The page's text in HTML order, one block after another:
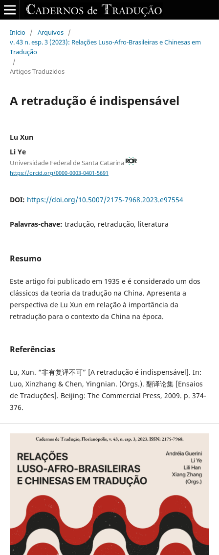
Início / Arquivos /
v. 43 n. esp. 3 (2023): Relações Luso-Afro-Brasileiras e Chinesas em
Tradução
/
Artigos Traduzidos
A retradução é indispensável
Lu Xun
Li Ye
Universidade Federal de Santa Catarina
https://orcid.org/0000-0003-0401-5691
DOI: https://doi.org/10.5007/2175-7968.2023.e97554
Palavras-chave: tradução, retradução, literatura
Resumo
Este artigo foi publicado em 1935 e é considerado um dos
clássicos da teoria da tradução na China. Apresenta a
perspectiva de Lu Xun em relação à importância da
retradução para o contexto da China na época.
Referências
Lu, Xun. “非有复译不可” [A retradução é indispensável]. In:
Luo, Xinzhang & Chen, Yingnian. (Orgs.). 翻译论集 [Ensaios
de Traduções]. Beijing: The Commercial Press, 2009. p. 374-
376.